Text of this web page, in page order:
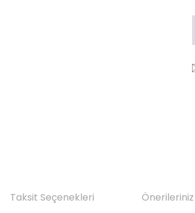
Taksit Seçenekleri Önerileriniz